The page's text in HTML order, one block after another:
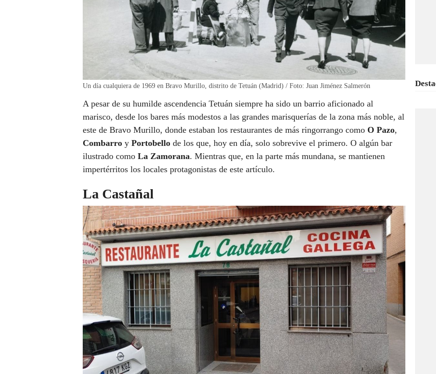
Un día cualquiera de 1969 en Bravo Murillo, distrito de Tetuán (Madrid) / Foto: Juan Jiménez Salmerón
A pesar de su humilde ascendencia Tetuán siempre ha sido un barrio aficionado al
marisco, desde los bares más modestos a las grandes marisquerías de la zona más noble, al
este de Bravo Murillo, donde estaban los restaurantes de más ringorrango como O Pazo,
Combarro y Portobello de los que, hoy en día, solo sobrevive el primero. O algún bar
ilustrado como La Zamorana. Mientras que, en la parte más mundana, se mantienen
impertérritos los locales protagonistas de este artículo.
La Castañal